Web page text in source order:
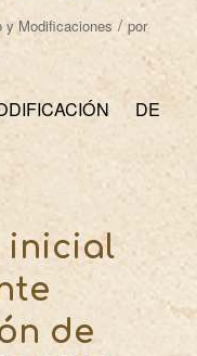
y Modificaciones / por
DE
inicial
de